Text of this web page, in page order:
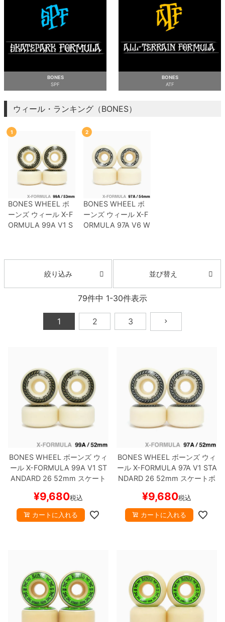
BONES
SPF
BONES
ATF
ウィール・ランキング（BONES）
1
BONES WHEEL ボ
ーンズ ウィール X-F
ORMULA 99A V1 S
2
BONES WHEEL ボ
ーンズ ウィール X-F
ORMULA 97A V6 W
絞り込み 並び替え
79件中 1-30件表示
1 2 3
BONES WHEEL ボーンズ ウィ
ールX-FORMULA 99A V1 ST
ANDARD 26 52mm スケート
¥9,680税込
カートに入れる
BONES WHEEL ボーンズ ウィ
ールX-FORMULA 97A V1 STA
NDARD 26 52mm スケートボ
¥9,680税込
カートに入れる
8.6inch
8.7inch
8.8inch
8.9inch
シェイプデッキ
8.7inch
8.8inch
8.9inch
9.0inch以上
70mm
72mm
75mm
110mm
練習用アイテム（初心者におすすめ）
スケートケース・バッグ
28.5cm
29cm
29.5cm
30cm
キャップ
ソックス
サイズの測り方